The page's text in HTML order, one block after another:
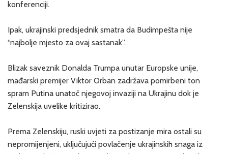
konferenciji.
Ipak, ukrajinski predsjednik smatra da Budimpešta nije
“najbolje mjesto za ovaj sastanak”.
Blizak saveznik Donalda Trumpa unutar Europske unije,
mađarski premijer Viktor Orban zadržava pomirbeni ton
spram Putina unatoč njegovoj invaziji na Ukrajinu dok je
Zelenskija uvelike kritizirao.
Prema Zelenskiju, ruski uvjeti za postizanje mira ostali su
nepromijenjeni, uključujući povlačenje ukrajinskih snaga iz